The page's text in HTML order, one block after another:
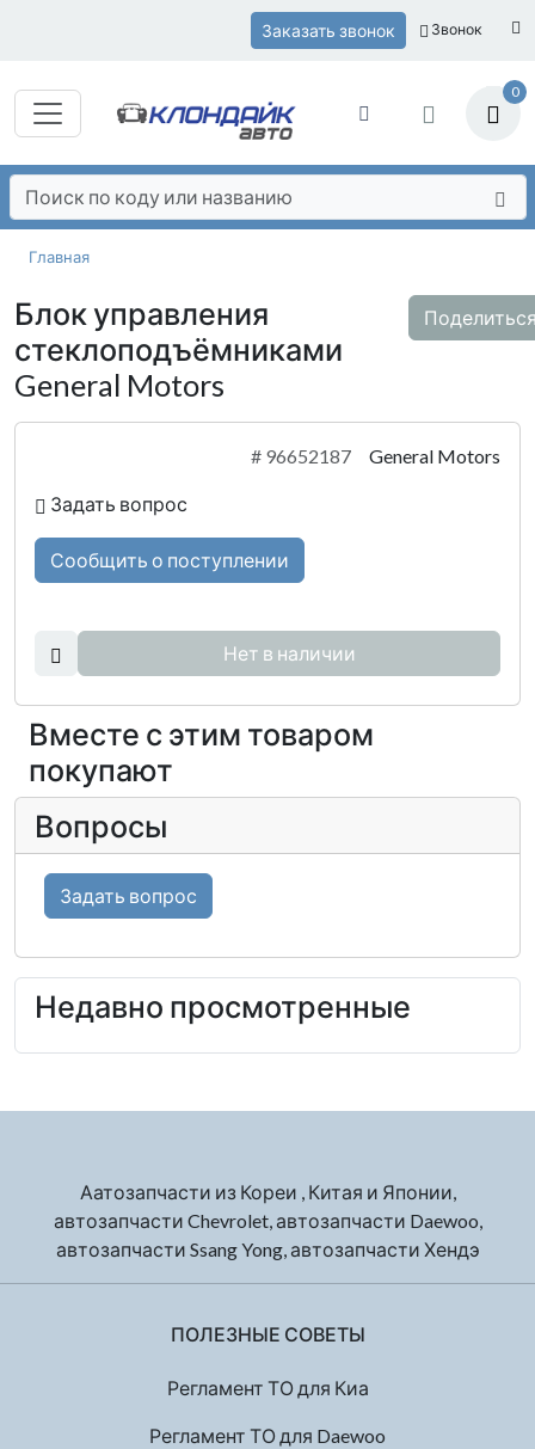
Заказать звонок Звонок
0
Главная
Блок управления
стеклоподъёмниками
General Motors
# 96652187 General Motors
Задать вопрос
Сообщить о поступлении
Нет в наличии
Вместе с этим товаром
покупают
Вопросы
Задать вопрос
Недавно просмотренные
Аатозапчасти из Кореи , Китая и Японии,
автозапчасти Chevrolet, автозапчасти Daewoo,
автозапчасти Ssang Yong, автозапчасти Хендэ
ПОЛЕЗНЫЕ СОВЕТЫ
Регламент ТО для Киа
Регламент ТО для Daewoo